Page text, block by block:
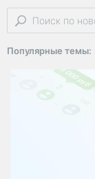
Популярные темы: